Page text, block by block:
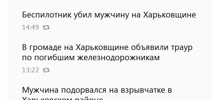
Беспилотник убил мужчину на Харьковщине
14:49
В громаде на Харьковщине объявили траур
по погибшим железнодорожникам
13:22
Мужчина подорвался на взрывчатке в